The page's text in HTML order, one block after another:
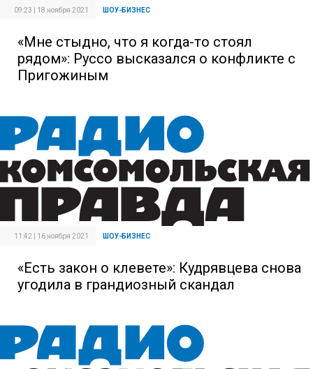
09:23 | 18 ноября 2021 ШОУ-БИЗНЕС
«Мне стыдно, что я когда-то стоял
рядом»: Руссо высказался о конфликте с
Пригожиным
11:42 | 16 ноября 2021 ШОУ-БИЗНЕС
«Есть закон о клевете»: Кудрявцева снова
угодила в грандиозный скандал